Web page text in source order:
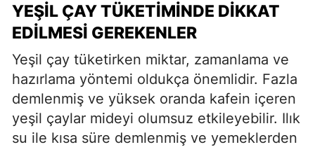
YEŞIL ÇAY TÜKETIMINDE DIKKAT
EDILMESI GEREKENLER
Yeşil çay tüketirken miktar, zamanlama ve
hazırlama yöntemi oldukça önemlidir. Fazla
demlenmiş ve yüksek oranda kafein içeren
yeşil çaylar mideyi olumsuz etkileyebilir. Ilık
su ile kısa süre demlenmiş ve yemeklerden